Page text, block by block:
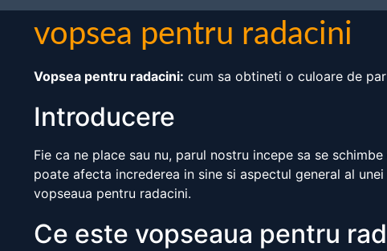
vopsea pentru radacini
Vopsea pentru radacini: cum sa obtineti o culoare de
Introducere
Fie ca ne place sau nu, parul nostru incepe sa se
poate afecta increderea in sine si aspectul general al
vopseaua pentru radacini.
Ce este vopseaua pentru